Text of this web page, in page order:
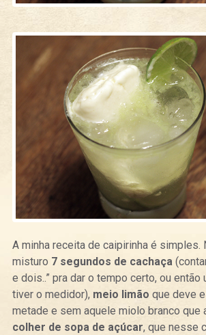
A minha receita de caipirinha é simples.
misturo 7 segundos de cachaça
e dois..” pra dar o tempo certo, ou
tiver o medidor), meio limão que deve
metade e sem aquele miolo branco que
colher de sopa de açúcar, que nesse